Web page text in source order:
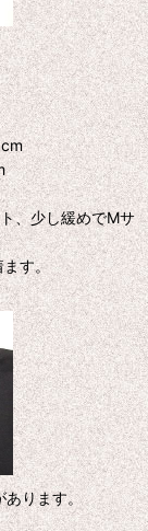
、少し緩めでMサ
す。
あります。